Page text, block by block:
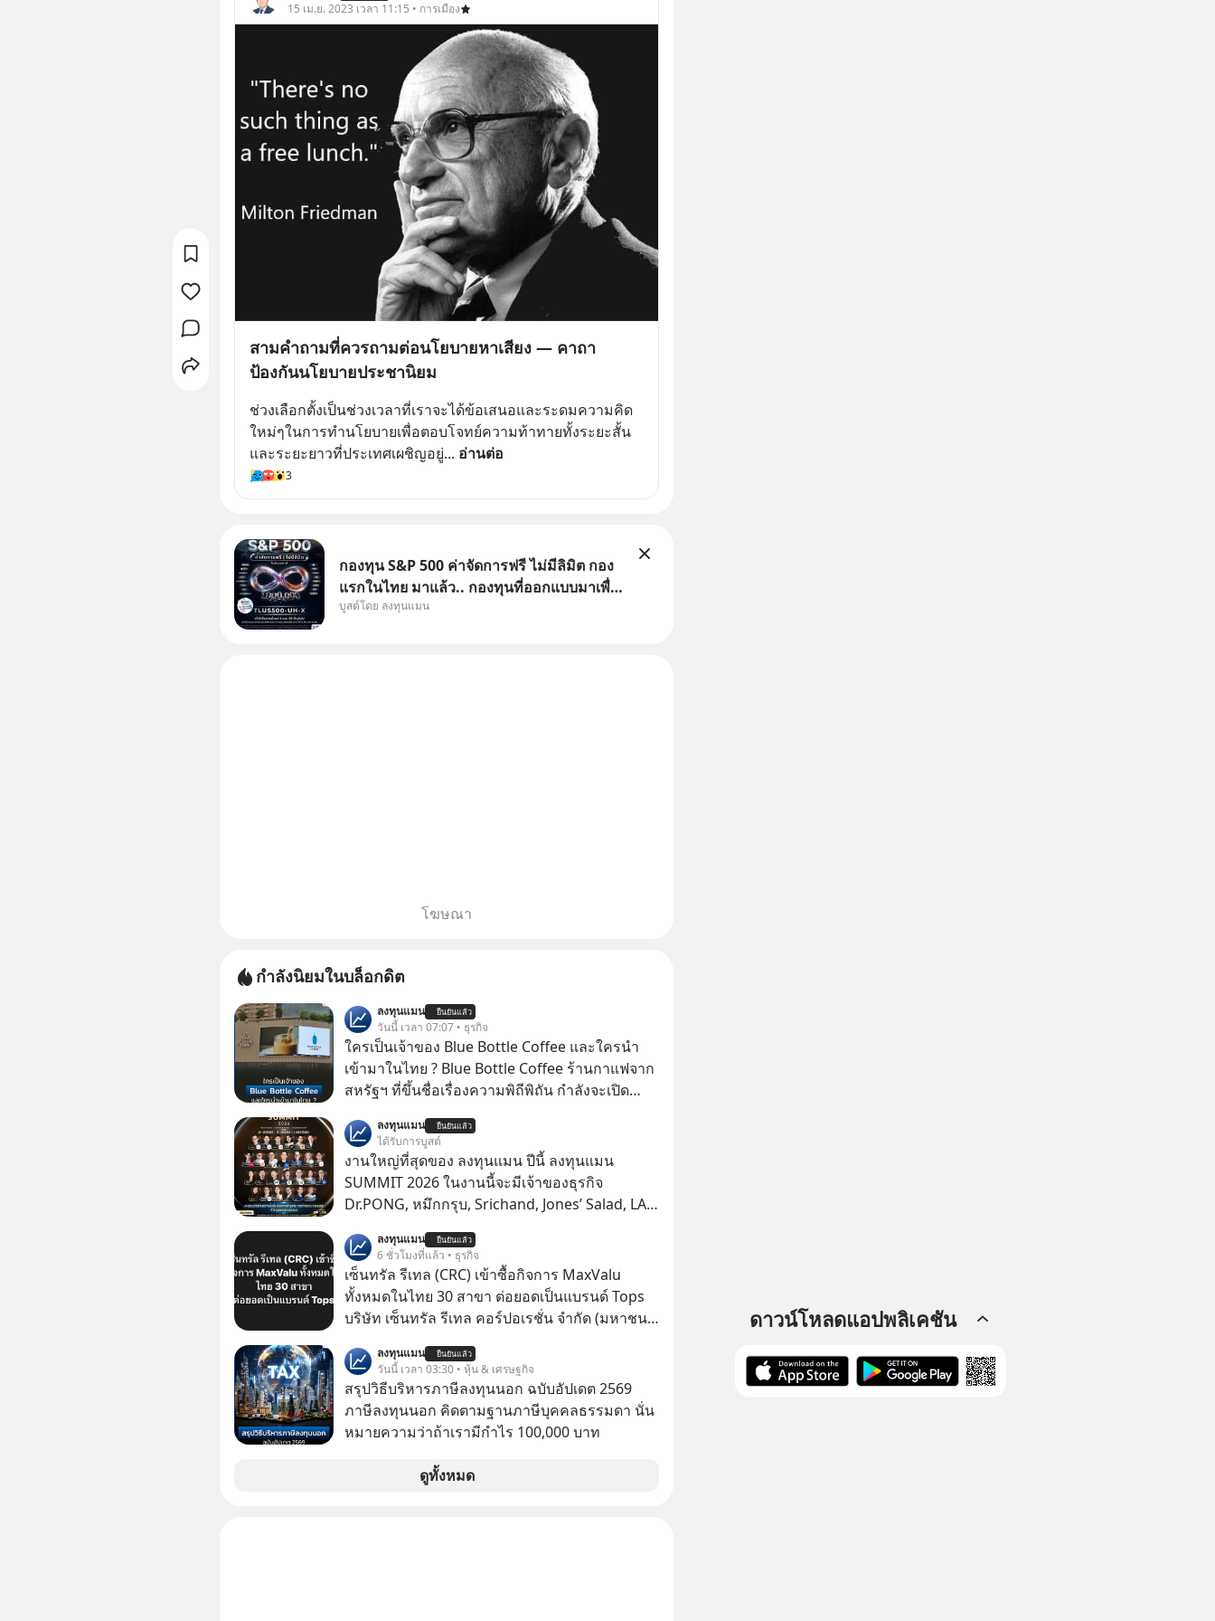
15 เม.ย. 2023 เวลา 11:15 • การเมือง
สามคำถามที่ควรถามต่อนโยบายหาเสียง — คาถา
ป้องกันนโยบายประชานิยม
ช่วงเลือกตั้งเป็นช่วงเวลาที่เราจะได้ข้อเสนอและระดมความคิด
ใหม่ๆในการทำนโยบายเพื่อตอบโจทย์ความท้าทายทั้งระยะสั้น
และระยะยาวที่ประเทศเผชิญอยู่... อ่านต่อ
3
กองทุน S&P 500 ค่าจัดการฟรี ไม่มีลิมิต กอง
แรกในไทย มาแล้ว.. กองทุนที่ออกแบบมาเพื่อ
แก้ Pain Point ใหญ่ของนักลงทุนไทยพร้อม
บูสต์โดย ลงทุนแมน
โฆษณา
กำลังนิยมในบล็อกดิต
ลงทุนแมน ยืนยันแล้ว
วันนี้ เวลา 07:07 • ธุรกิจ
ใครเป็นเจ้าของ Blue Bottle Coffee และใครนำ
เข้ามาในไทย ? Blue Bottle Coffee ร้านกาแฟจาก
สหรัฐฯ ที่ขึ้นชื่อเรื่องความพิถีพิถัน กำลังจะเปิด
ลงทุนแมน ยืนยันแล้ว
ได้รับการบูสต์
งานใหญ่ที่สุดของ ลงทุนแมน ปีนี้ ลงทุนแมน
SUMMIT 2026 ในงานนี้จะมีเจ้าของธุรกิจ
Dr.PONG, หมึกกรุบ, Srichand, Jones’ Salad, LA
แชร์ความรู้การสร้างธุรกิจ
ลงทุนแมน ยืนยันแล้ว
6 ชั่วโมงที่แล้ว • ธุรกิจ
เซ็นทรัล รีเทล (CRC) เข้าซื้อกิจการ MaxValu
ทั้งหมดในไทย 30 สาขา ต่อยอดเป็นแบรนด์ Tops
บริษัท เซ็นทรัล รีเทล คอร์ปอเรชั่น จำกัด (มหาชน)
ฟู้ด รีเทล จำกัด (CFR) ซึ่งเป็นบริษัทย่อยที่ CRC ถือ
หุ้นทั้งทางตรงและทางอ้อม 100%
ลงทุนแมน ยืนยันแล้ว
วันนี้ เวลา 03:30 • หุ้น & เศรษฐกิจ
สรุปวิธีบริหารภาษีลงทุนนอก ฉบับอัปเดต 2569
ภาษีลงทุนนอก คิดตามฐานภาษีบุคคลธรรมดา นั่น
หมายความว่าถ้าเรามีกำไร 100,000 บาท
ดูทั้งหมด
ดาวน์โหลดแอปพลิเคชัน